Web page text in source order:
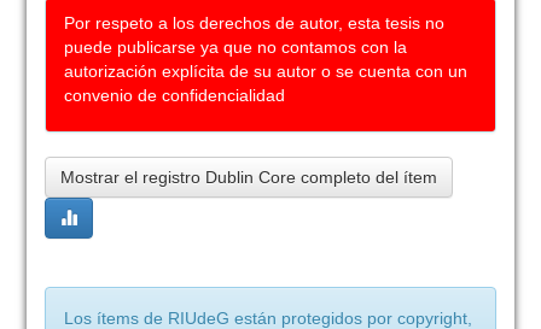
Por respeto a los derechos de autor, esta tesis no
puede publicarse ya que no contamos con la
autorización explícita de su autor o se cuenta con un
convenio de confidencialidad
Mostrar el registro Dublin Core completo del ítem
Los ítems de RIUdeG están protegidos por copyright,